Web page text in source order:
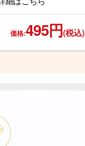
価格:495円(税込)